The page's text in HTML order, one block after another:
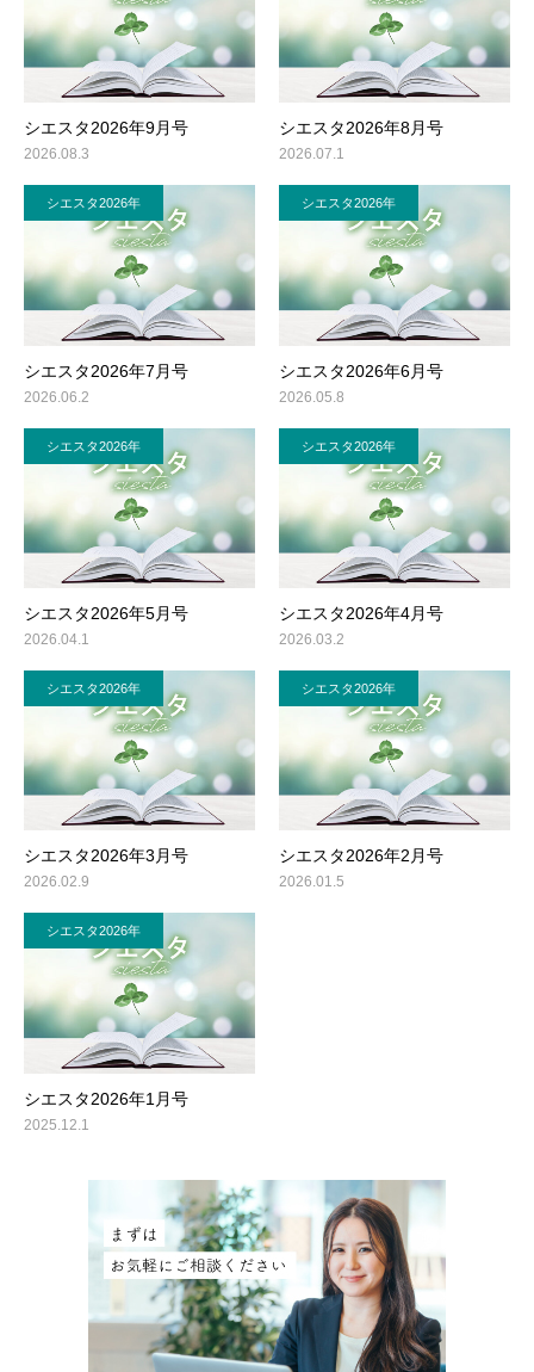
シエスタ2026年9月号
2026.08.3
シエスタ2026年8月号
2026.07.1
シエスタ2026年
シエスタ2026年7月号
2026.06.2
シエスタ2026年
シエスタ2026年6月号
2026.05.8
シエスタ2026年
シエスタ2026年5月号
2026.04.1
シエスタ2026年
シエスタ2026年4月号
2026.03.2
シエスタ2026年
シエスタ2026年3月号
2026.02.9
シエスタ2026年
シエスタ2026年2月号
2026.01.5
シエスタ2026年
シエスタ2026年1月号
2025.12.1